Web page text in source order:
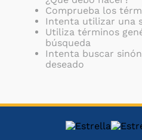
Comprueba los
Intenta utilizar una
Utiliza términos
búsqueda
Intenta buscar
deseado